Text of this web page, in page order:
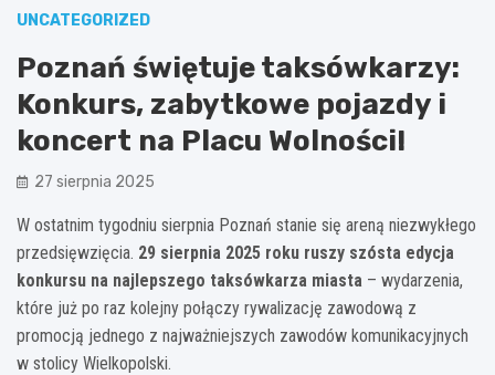
UNCATEGORIZED
Poznań świętuje taksówkarzy:
Konkurs, zabytkowe pojazdy i
koncert na Placu Wolności!
27 sierpnia 2025
W ostatnim tygodniu sierpnia Poznań stanie się areną niezwykłego
przedsięwzięcia. 29 sierpnia 2025 roku ruszy szósta edycja
konkursu na najlepszego taksówkarza miasta – wydarzenia,
które już po raz kolejny połączy rywalizację zawodową z
promocją jednego z najważniejszych zawodów komunikacyjnych
w stolicy Wielkopolski.